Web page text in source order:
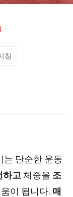
침
는 단순한 운동
하고 체중을 조
이 됩니다. 매